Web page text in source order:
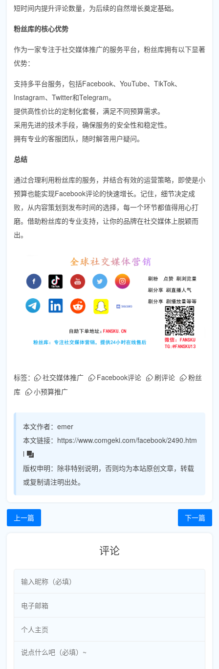
短时间内提升评论数量，为后续的自然增长奠定基础。
粉丝库的核心优势
作为一家专注于社交媒体推广的服务平台，粉丝库拥有以下显著
优势：
支持多平台服务，包括Facebook、YouTube、TikTok、
Instagram、Twitter和Telegram。
提供高性价比的定制化套餐，满足不同预算需求。
采用先进的技术手段，确保服务的安全性和稳定性。
拥有专业的客服团队，随时解答用户疑问。
总结
通过合理利用粉丝库的服务，并结合有效的运营策略，即使是小
预算也能实现Facebook评论的快速增长。记住，细节决定成
败，从内容策划到发布时间的选择，每一个环节都值得用心打
磨。借助粉丝库的专业支持，让你的品牌在社交媒体上脱颖而
出。
标签： 社交媒体推广 Facebook评论 刷评论
粉丝
库
小预算推广
本文作者： emer
本文链接： https://www.comgeki.com/facebook/2490.htm
l
版权申明： 除非特别说明，否则均为本站原创文章，转载
或复制请注明出处。
上一篇 下一篇
评论